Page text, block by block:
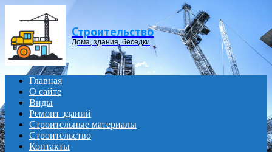
Строительство
Дома, здания, беседки
Главная
О сайте
Виды
Ремонт зданий
Строительные материалы
Строительство
Контакты